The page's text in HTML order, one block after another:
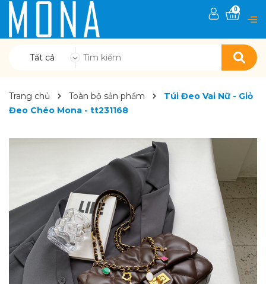
Tất cả
0
Trang chủ Toàn bộ sản phẩm
Túi Đeo Vai Nữ - Giỏ
Đeo Chéo Mona - tt231168